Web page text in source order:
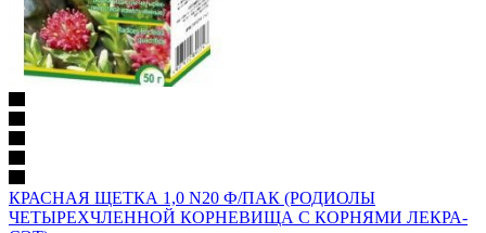
КРАСНАЯ ЩЕТКА 1,0 N20 Ф/ПАК (РОДИОЛЫ
ЧЕТЫРЕХЧЛЕННОЙ КОРНЕВИЩА С КОРНЯМИ ЛЕКРА-